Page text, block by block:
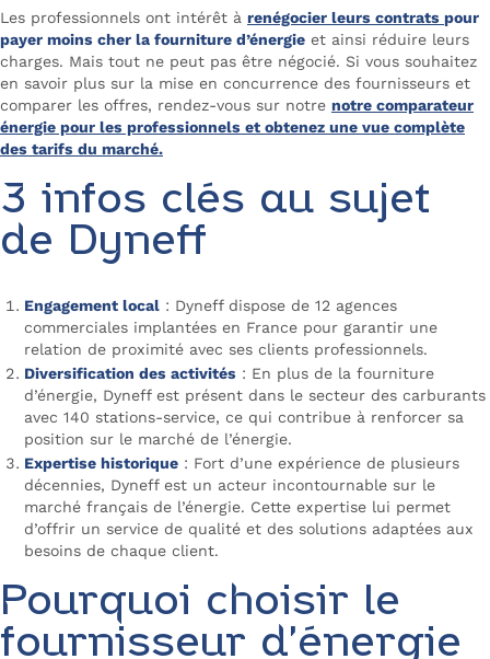
Les professionnels ont intérêt à renégocier leurs contrats pour
payer moins cher la fourniture d’énergie et ainsi réduire leurs
charges. Mais tout ne peut pas être négocié. Si vous souhaitez
en savoir plus sur la mise en concurrence des fournisseurs et
comparer les offres, rendez-vous sur notre notre comparateur
énergie pour les professionnels et obtenez une vue complète
des tarifs du marché.
3 infos clés au sujet
de Dyneff
Engagement local : Dyneff dispose de 12 agences
commerciales implantées en France pour garantir une
relation de proximité avec ses clients professionnels.
Diversification des activités : En plus de la fourniture
d’énergie, Dyneff est présent dans le secteur des carburants
avec 140 stations-service, ce qui contribue à renforcer sa
position sur le marché de l’énergie.
Expertise historique : Fort d’une expérience de plusieurs
décennies, Dyneff est un acteur incontournable sur le
marché français de l’énergie. Cette expertise lui permet
d’offrir un service de qualité et des solutions adaptées aux
besoins de chaque client.
Pourquoi choisir le
fournisseur d’énergie